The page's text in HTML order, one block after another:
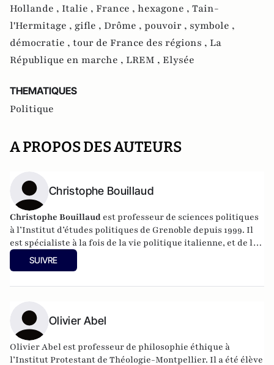
Hollande , Italie , France , hexagone , Tain-
l'Hermitage , gifle , Drôme , pouvoir , symbole ,
démocratie , tour de France des régions , La
République en marche , LREM , Elysée
THEMATIQUES
Politique
A PROPOS DES AUTEURS
Christophe Bouillaud
Christophe Bouillaud est professeur de sciences politiques
à l’Institut d’études politiques de Grenoble depuis 1999. Il
est spécialiste à la fois de la vie politique italienne, et de la
vie politique européenne, en particulier sous l’angle des
partis.
SUIVRE
Olivier Abel
Olivier Abel est professeur de philosophie éthique à
l’Institut Protestant de Théologie-Montpellier. Il a été élève